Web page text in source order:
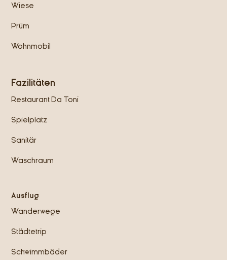
Wiese
Prüm
Wohnmobil
Fazilitäten
Restaurant Da Toni
Spielplatz
Sanitär
Waschraum
Ausflug
Wanderwege
Städtetrip
Schwimmbäder